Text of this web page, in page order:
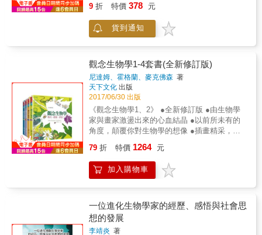
不足道的細菌， 都用著同樣的DNA語言，指揮
生命的運作嗎？ 全世界的甲蟲約有30萬種，儘
管色澤、花紋、圖樣都不同， 但萬變不離其
蛛、蝙蝠、大象、人類， 看起來是多麼不一樣
啊， 但這些生物的細胞內竟然有共通的「能量
貨幣」， 真是不可思議呢！ 從最微小的細菌到
最複雜的人類，全部被16種共通的模式貫穿，
任憑生物世界再怎樣繽紛多樣，全都在這些共
通模式下一視同仁。 這就是《觀念生物學1、
2》要傳達的核心觀念。 書中隨處可見豐富的
想像力以及新鮮多汁的比喻， 搭配上精緻、俏
皮的插畫。 讓我們更加了解生命如何運作，讚
9 折 特價 378 元
貨到通知
觀念生物學1-4套書(全新修訂版)
尼達姆、霍格蘭、麥克佛森 著
天下文化 出版
2017/06/30 出版
《觀念生物學1、2》 ●全新修訂版 ●由生物學
家與畫家激盪出來的心血結晶 ●以前所未有的
角度，顛覆你對生物學的想像 ●插畫精采，令
物課程指定教材 你能想像，「高高在上」的
你，和微不足道的細菌， 都用著同樣的DNA語
言，指揮生命的運作嗎？ 細菌、玉米、楓樹、
的「能量貨幣」， 真是不可思議呢！ 生命是一
個又一個的迴路，周而復始，循環不已。 生命
從一到多，由簡到繁，一路悠悠走過漫長的40
79 折 特價 1264 元
加入購物車
一位進化生物學家的經歷、感悟與社會思
想的發展
李靖炎 著